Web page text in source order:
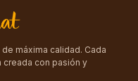
máxima calidad. Cada
creada con pasión y